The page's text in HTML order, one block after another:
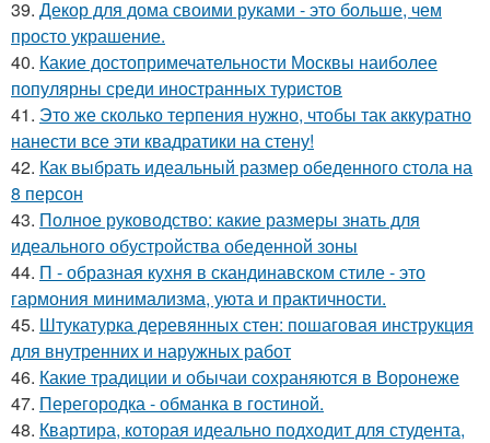
39. Декор для дома своими руками - это больше, чем
просто украшение.
40. Какие достопримечательности Москвы наиболее
популярны среди иностранных туристов
41. Это же сколько терпения нужно, чтобы так аккуратно
нанести все эти квадратики на стену!
42. Как выбрать идеальный размер обеденного стола на
8 персон
43. Полное руководство: какие размеры знать для
идеального обустройства обеденной зоны
44. П - образная кухня в скандинавском стиле - это
гармония минимализма, уюта и практичности.
45. Штукатурка деревянных стен: пошаговая инструкция
для внутренних и наружных работ
46. Какие традиции и обычаи сохраняются в Воронеже
47. Перегородка - обманка в гостиной.
48. Квартира, которая идеально подходит для студента,